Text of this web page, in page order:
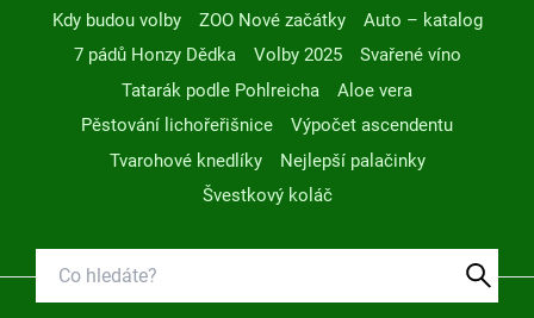
Kdy budou volby
ZOO Nové začátky
Auto – katalog
7 pádů Honzy Dědka
Volby 2025
Svařené víno
Tatarák podle Pohlreicha
Aloe vera
Pěstování lichořeřišnice
Výpočet ascendentu
Tvarohové knedlíky
Nejlepší palačinky
Švestkový koláč